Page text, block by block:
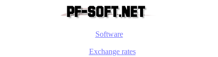
Software
Exchange rates